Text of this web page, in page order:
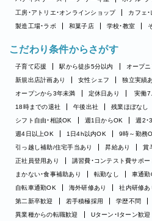
工房・アトリエ・オンラインショップ
カフェ
製造工場・ラボ
和菓子店 学校・教室
こだわり条件からさがす
子育て応援 駅から徒歩5分以内 オープ
新規出店計画あり
女性シェフ 独立実績
オープンから3年未満
定休日あり 実働
18時までの退社
午後出社 残業ほぼなし
シフト自由・相談OK
週1日からOK
週2
週4日以上OK
1日4h以内OK 9時～勤務
引っ越し補助/住宅手当あり
昇給あり 賞
正社員登用あり
講習費・コンテスト費サポー
まかない・食事補助あり
転勤なし 車通勤
自転車通勤OK
海外研修あり 社内研修あ
第二新卒歓迎
若手積極採用 学歴不問
異業種からの転職歓迎
Uターン・Iターン歓迎